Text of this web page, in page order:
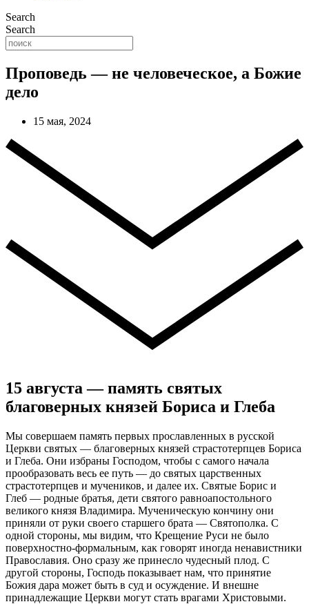
Search
Search
Проповедь — не человеческое, а Божие
дело
15 мая, 2024
15 августа — память святых
благоверных князей Бориса и Глеба
Мы совершаем память первых прославленных в русской
Церкви святых — благоверных князей страстотерпцев Бориса
и Глеба. Они избраны Господом, чтобы с самого начала
прообразовать весь ее путь — до святых царственных
страстотерпцев и мучеников, и далее их. Святые Борис и
Глеб — родные братья, дети святого равноапостольного
великого князя Владимира. Мученическую кончину они
приняли от руки своего старшего брата — Святополка. С
одной стороны, мы видим, что Крещение Руси не было
поверхностно-формальным, как говорят иногда ненавистники
Православия. Оно сразу же принесло чудесный плод. С
другой стороны, Господь показывает нам, что принятие
Божия дара может быть в суд и осуждение. И внешне
принадлежащие Церкви могут стать врагами Христовыми.